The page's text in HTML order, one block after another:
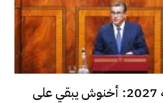
قانون المالية 2027: أخنوش يبقي على